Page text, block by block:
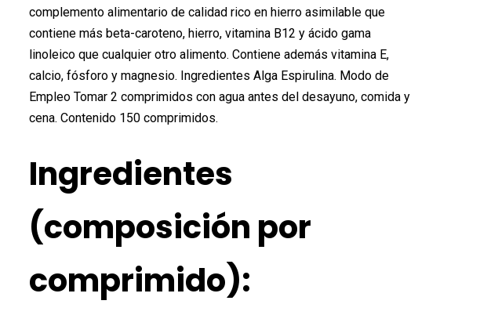
complemento alimentario de calidad rico en hierro asimilable que
contiene más beta-caroteno, hierro, vitamina B12 y ácido gama
linoleico que cualquier otro alimento. Contiene además vitamina E,
calcio, fósforo y magnesio. Ingredientes Alga Espirulina. Modo de
Empleo Tomar 2 comprimidos con agua antes del desayuno, comida y
cena. Contenido 150 comprimidos.
Ingredientes
(composición por
comprimido):